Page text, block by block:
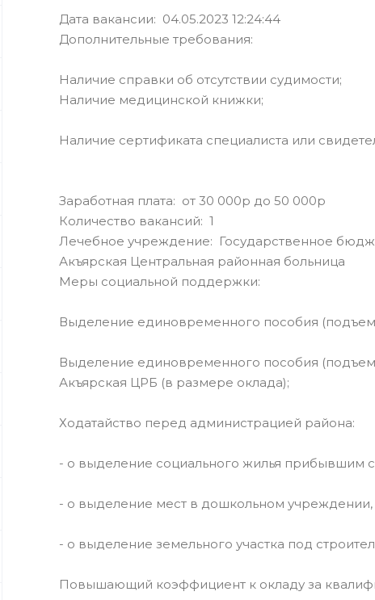
Дата вакансии: 04.05.2023 12:24:44
Дополнительные требования:
Наличие справки об отсутствии судимости;
Наличие медицинской книжки;
Наличие сертификата специалиста или
Заработная плата: от 30 000р до 50 000р
Количество вакансий: 1
Лечебное учреждение: Государственное
Акъярская Центральная районная больница
Меры социальной поддержки:
Выделение единовременного пособия
Выделение единовременного пособия
Акъярская ЦРБ (в размере оклада);
Ходатайство перед администрацией района:
- о выделение социального жилья прибывшим
- о выделение мест в дошкольном
- о выделение земельного участка под
Повышающий коэффициент к окладу за